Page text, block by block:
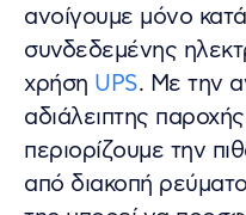
ανοίγουμε μόνο
συνδεδεμένης
χρήση UPS. Με την
αδιάλειπτης
περιορίζουμε την
από διακοπή